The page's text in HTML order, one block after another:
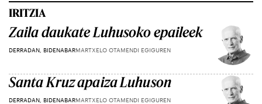
IRITZIA
Zaila daukate Luhusoko epaileek
DERRADAN, BIDENABARMARTXELO OTAMENDI EGIGUREN
Santa Kruz apaiza Luhuson
DERRADAN, BIDENABARMARTXELO OTAMENDI EGIGUREN